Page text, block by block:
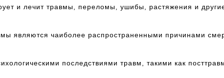
и лечит травмы, переломы, ушибы, растяжения и
являются чаиболее распространенными причинами
последствиями травм, такими как